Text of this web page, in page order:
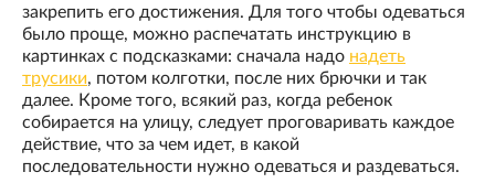
закрепить его достижения. Для того чтобы одеваться
было проще, можно распечатать инструкцию в
картинках с подсказками: сначала надо надеть
трусики, потом колготки, после них брючки и так
далее. Кроме того, всякий раз, когда ребенок
собирается на улицу, следует проговаривать каждое
действие, что за чем идет, в какой
последовательности нужно одеваться и раздеваться.